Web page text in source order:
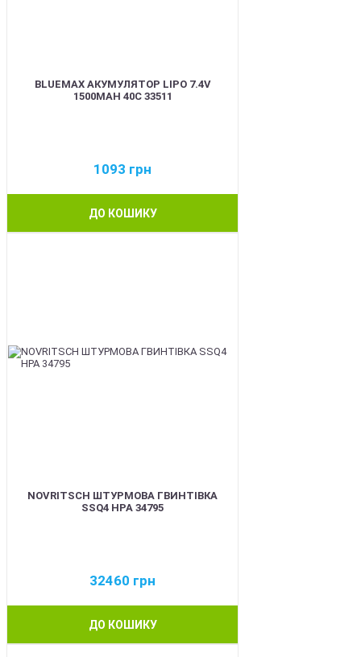
BLUEMAX АКУМУЛЯТОР LIPO 7.4V
1500MAH 40C 33511
1093 грн
ДО КОШИКУ
NOVRITSCH ШТУРМОВА ГВИНТІВКА
SSQ4 HPA 34795
32460 грн
ДО КОШИКУ